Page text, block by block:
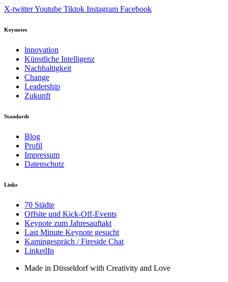
X-twitterYoutube Tiktok Instagram Facebook
Keynotes
lnnovation
Künstliche Intelligenz
Nachhaltigkeit
Change
Leadership
Zukunft
Standards
Blog
Profil
Impressum
Datenschutz
Links
70 Städte
Offsite und Kick-Off-Events
Keynote zum Jahresauftakt
Last Minute Keynote gesucht
Kamingespräch / Fireside Chat
LinkedIn
Made in Düsseldorf with Creativity and Love